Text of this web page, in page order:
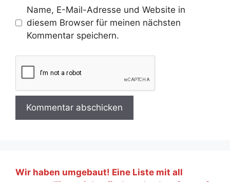
Name, E-Mail-Adresse und Website in
diesem Browser für meinen nächsten
Kommentar speichern.
Wir haben umgebaut! Eine Liste mit all